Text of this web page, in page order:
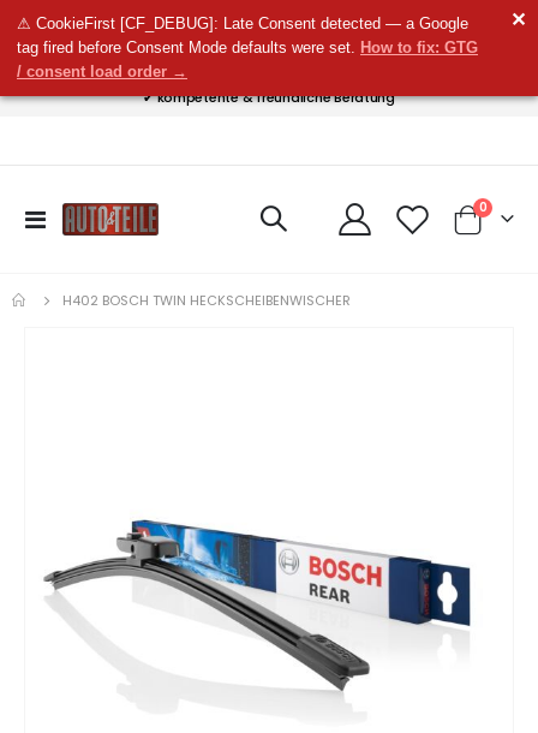
⚠ CookieFirst [CF_DEBUG]: Late Consent detected — a Google
tag fired before Consent Mode defaults were set. How to fix: GTG
/ consent load order →
✕
✔ Versandpauschale in DE 6,90
✔
schneller Versand per DHL
✔ 30 Tage Widerrufsrecht
✔ kompetente & freundliche Beratung
Navigation
umschalten
Cart
0Artikel
H402 BOSCH TWIN HECKSCHEIBENWISCHER